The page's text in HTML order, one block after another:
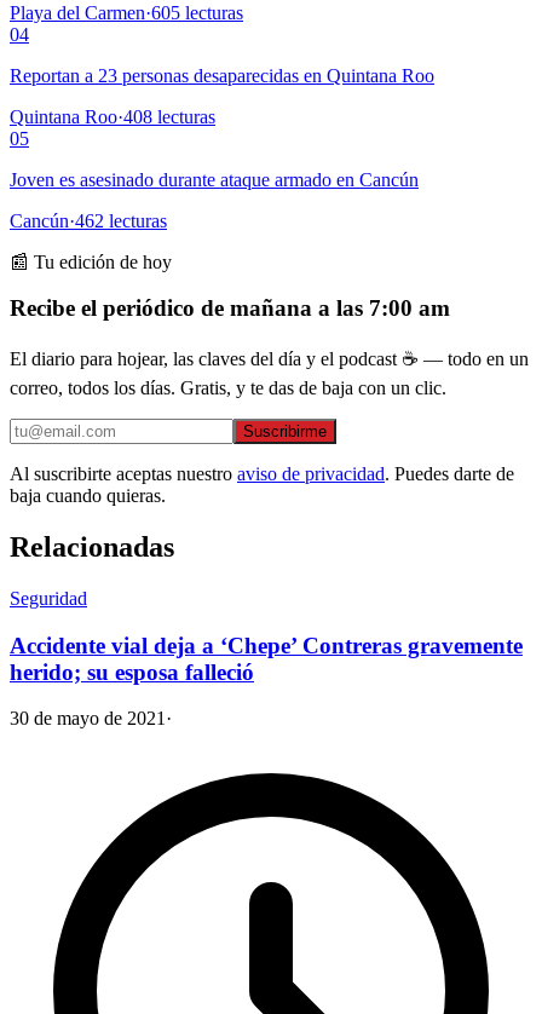
Playa del Carmen·605 lecturas
04
Reportan a 23 personas desaparecidas en Quintana Roo
Quintana Roo·408 lecturas
05
Joven es asesinado durante ataque armado en Cancún
Cancún·462 lecturas
📰 Tu edición de hoy
Recibe el periódico de mañana a las 7:00 am
El diario para hojear, las claves del día y el podcast ☕ — todo en un
correo, todos los días. Gratis, y te das de baja con un clic.
Suscribirme
Al suscribirte aceptas nuestro aviso de privacidad. Puedes darte de
baja cuando quieras.
Relacionadas
Seguridad
Accidente vial deja a ‘Chepe’ Contreras gravemente
herido; su esposa falleció
30 de mayo de 2021 ·